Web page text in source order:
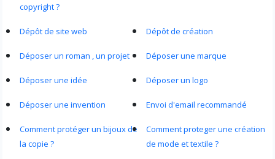
copyright ?
Dépôt de site web Dépôt de création
Déposer un roman , un projet Déposer une marque
Déposer une idée Déposer un logo
Déposer une invention Envoi d'email recommandé
Comment protéger un bijoux de
la copie ?
Comment proteger une création
de mode et textile ?